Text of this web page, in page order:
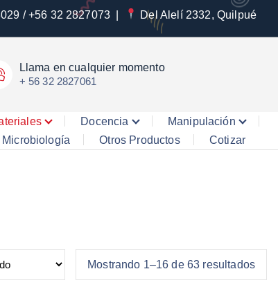
/ +56 32 2827073 Del Alelí 2332, Quilpué
Llama en cualquier momento
+ 56 32 2827061
Docencia
Manipulación
Microbiología Otros Productos Cotizar
Mostrando 1–16 de 63 resultados